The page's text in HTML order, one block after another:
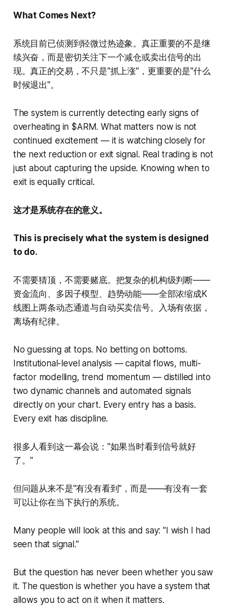
What Comes Next?
系统目前已侦测到轻微过热迹象。真正重要的不是继
续兴奋，而是密切关注下一个减仓或卖出信号的出
现。真正的交易，不只是"抓上涨"，更重要的是"什么
时候退出"。
The system is currently detecting early signs of
overheating in $ARM. What matters now is not
continued excitement — it is watching closely for
the next reduction or exit signal. Real trading is not
just about capturing the upside. Knowing when to
exit is equally critical.
这才是系统存在的意义。
This is precisely what the system is designed
to do.
不需要猜顶，不需要赌底。把复杂的机构级判断——
资金流向、多因子模型、趋势动能——全部浓缩成K
线图上两条动态通道与自动买卖信号。入场有依据，
离场有纪律。
No guessing at tops. No betting on bottoms.
Institutional-level analysis — capital flows, multi-
factor modelling, trend momentum — distilled into
two dynamic channels and automated signals
directly on your chart. Every entry has a basis.
Every exit has discipline.
很多人看到这一幕会说："如果当时看到信号就好
了。"
但问题从来不是"有没有看到"，而是——有没有一套
可以让你在当下执行的系统。
Many people will look at this and say: "I wish I had
seen that signal."
But the question has never been whether you saw
it. The question is whether you have a system that
allows you to act on it when it matters.